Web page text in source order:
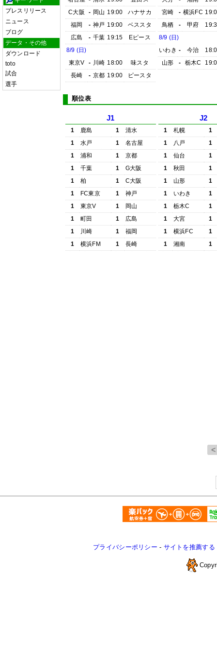
プレスリリース
ニュース
ブログ
データ・その他
ダウンロード
toto
試合
選手
C大阪
- 岡山 19:00
ハナサカ
福岡
- 神戸 19:00
ベススタ
広島
- 千葉 19:15
Eピース
8/9 (日)
東京V
- 川崎 18:00
味スタ
長崎
- 京都 19:00 ピースタ
宮崎
- 横浜FC
鳥栖
- 甲府
8/9 (日)
いわき - 今治
山形
- 栃木C
順位表
J1
1 鹿島 1
清水
1
水戸 1
名古屋
1
浦和 1
京都
1
千葉 1
G大阪
1
柏 1
C大阪
1
FC東京 1
神戸
1
東京V 1
岡山
1
町田 1
広島
1
川崎 1
福岡
1
横浜FM 1 長崎
J2
1 札幌
1
1
八戸
1
1
仙台
1
1
秋田
1
1
山形
1
1
いわき
1
1
栃木C
1
1
大宮
1
1
横浜FC
1
1
湘南 1
プライバシーポリシー - サイトを推薦する